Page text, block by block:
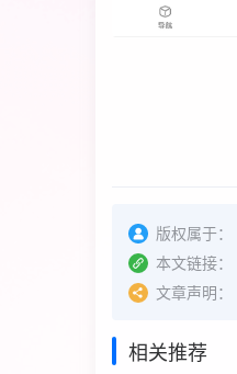
版权属于：
本文链接：
文章声明：
相关推荐